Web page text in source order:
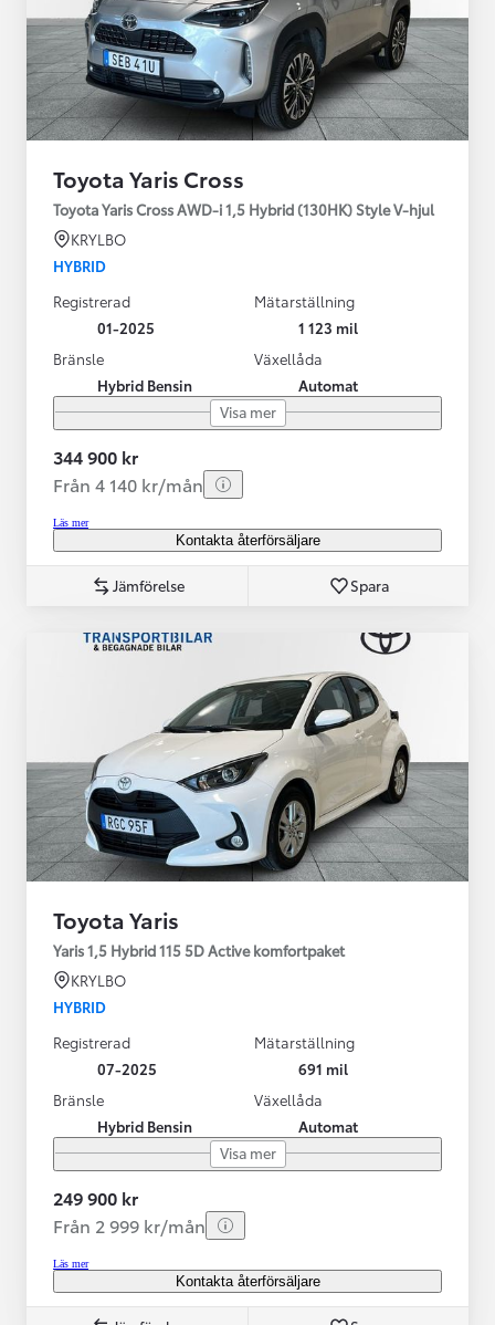
Toyota Yaris Cross
Toyota Yaris Cross AWD-i 1,5 Hybrid (130HK) Style V-hjul
KRYLBO
HYBRID
Registrerad
01-2025
Mätarställning
1 123 mil
Bränsle
Hybrid Bensin
Växellåda
Automat
Visa mer
344 900 kr
Från 4 140 kr/mån
Läs mer
Kontakta återförsäljare
Jämförelse Spara
Toyota Yaris
Yaris 1,5 Hybrid 115 5D Active komfortpaket
KRYLBO
HYBRID
Registrerad
07-2025
Mätarställning
691 mil
Bränsle
Hybrid Bensin
Växellåda
Automat
Visa mer
249 900 kr
Från 2 999 kr/mån
Läs mer
Kontakta återförsäljare